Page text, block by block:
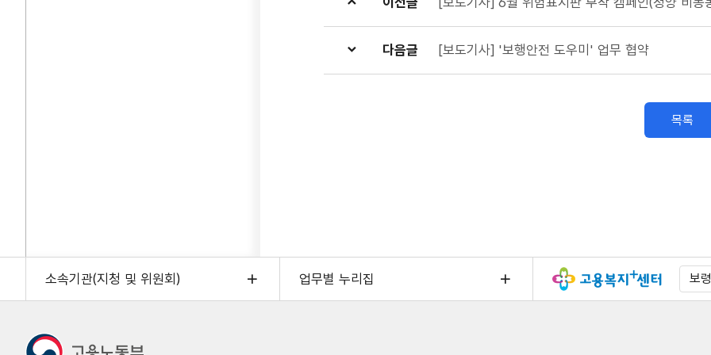
다음글 [보도기사] '보행안전 도우미' 업무 협약
목록
소속기관(지청 및 위원회) 업무별 누리집 보